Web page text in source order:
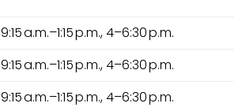
9:15 a.m.–1:15 p.m., 4–6:30 p.m.
9:15 a.m.–1:15 p.m., 4–6:30 p.m.
9:15 a.m.–1:15 p.m., 4–6:30 p.m.